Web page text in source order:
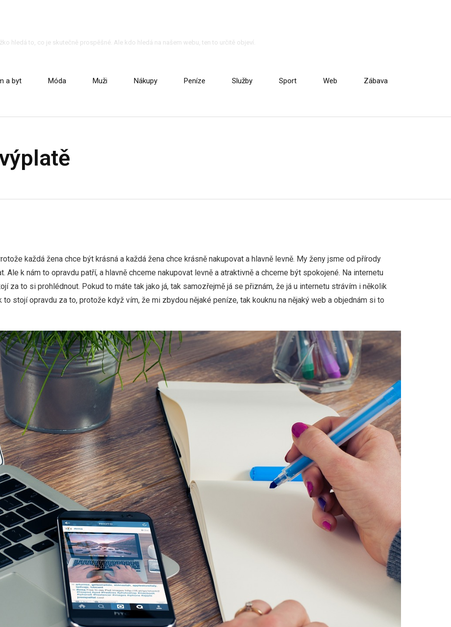
hledá to, co je skutečně prospěšné. Ale kdo hledá na našem webu, ten to určitě objeví.
a byt Móda Muži Nákupy Peníze Služby Sport Web Zábava
každá žena chce být krásná a každá žena chce krásně nakupovat a hlavně levně. My ženy jsme od přírody
Ale k nám to opravdu patří, a hlavně chceme nakupovat levně a atraktivně a chceme být spokojené. Na internetu
za to si prohlédnout. Pokud to máte tak jako já, tak samozřejmě já se přiznám, že já u internetu strávím i několik
stojí opravdu za to, protože když vím, že mi zbydou nějaké peníze, tak kouknu na nějaký web a objednám si to